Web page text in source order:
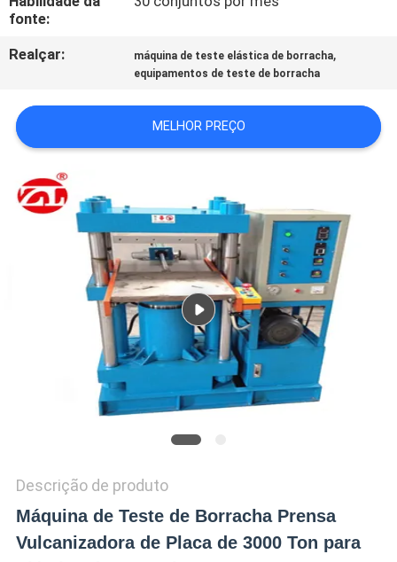
UMAS
CITAÇÕES
VR
SHOW
SITEMAP
PRIVACY
fonte:
Realçar: máquina de teste elástica de borracha,
equipamentos de teste de borracha
MELHOR PREÇO
Descrição de produto
Máquina de Teste de Borracha Prensa
Vulcanizadora de Placa de 3000 Ton para